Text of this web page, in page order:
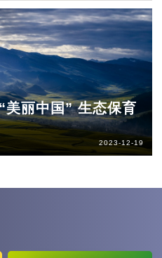
美丽中国” 生态保育
2023-12-19